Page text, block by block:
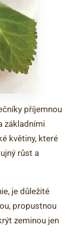
příjemnou
základními
květiny, které
růst a
je důležité
propustnou
zeminou jen